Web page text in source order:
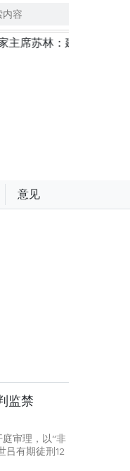
部科学严谨、简明精炼
意见
监禁
审理，以“非
吕有期徒刑12